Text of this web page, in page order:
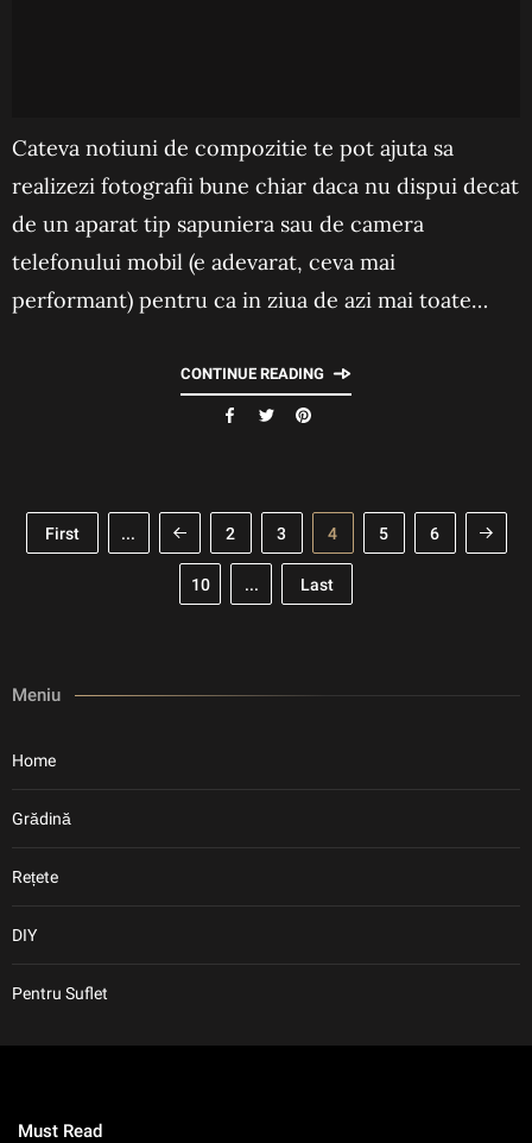
Cateva notiuni de compozitie te pot ajuta sa
realizezi fotografii bune chiar daca nu dispui decat
de un aparat tip sapuniera sau de camera
telefonului mobil (e adevarat, ceva mai
performant) pentru ca in ziua de azi mai toate…
CONTINUE READING
First ... 2 3 4 5 6
10 ... Last
Meniu
Home
Grădină
Rețete
DIY
Pentru Suflet
Must Read